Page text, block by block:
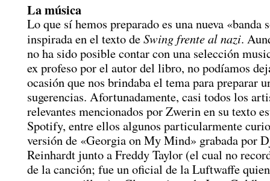
La música
Lo que sí hemos preparado es una nueva «banda
inspirada en el texto deSwing frente al nazi.
no ha sido posible contar con una selección
ex profeso por el autor del libro, no podíamos
ocasión que nos brindaba el tema para preparar
sugerencias. Afortunadamente, casi todos los
relevantes mencionados por Zwerin en su texto
Spotify, entre ellos algunos particularmente
versión de «Georgia on My Mind» grabada por
Reinhardt junto a Freddy Taylor (el cual no
de la canción; fue un oficial de la Luftwaffe